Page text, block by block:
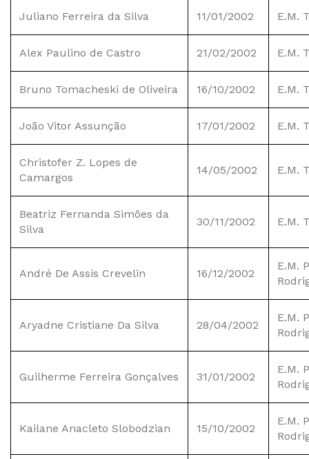
Juliano Ferreira da Silva 11/01/2002 E.M.
Alex Paulino de Castro 21/02/2002 E.M.
Bruno Tomacheski de Oliveira 16/10/2002 E.M.
João Vitor Assunção 17/01/2002 E.M.
Christofer Z. Lopes de
Camargos
14/05/2002 E.M.
Beatriz Fernanda Simões da
Silva
30/11/2002 E.M.
André De Assis Crevelin 16/12/2002
E.M.
Aryadne Cristiane Da Silva 28/04/2002
E.M.
Guilherme Ferreira Gonçalves 31/01/2002
E.M.
Kailane Anacleto Slobodzian 15/10/2002
E.M.